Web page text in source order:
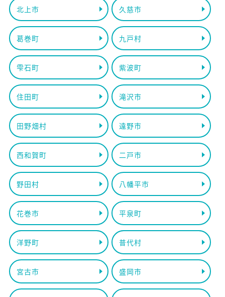
北上市 久慈市
葛巻町 九戸村
雫石町 紫波町
住田町 滝沢市
田野畑村 遠野市
西和賀町 二戸市
野田村 八幡平市
花巻市 平泉町
洋野町 普代村
宮古市 盛岡市